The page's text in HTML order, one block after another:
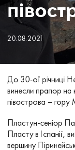
20.08.2021
До 30-ої річниці
винесли прапор на
півострова – гору
Пластун-сеніор
Пласту в Іспанії,
вершину